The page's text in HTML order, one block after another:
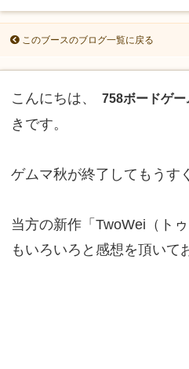
このブースのブログ一覧に戻る
こんにちは、 758ボードゲー
きです。
ゲムマ秋が終了してもうす
当方の新作「TwoWei（ト
もいろいろと感想を頂いて